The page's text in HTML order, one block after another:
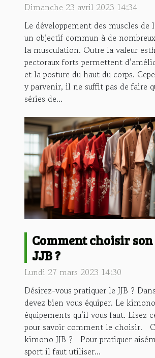
Dimanche 23 avril 2023 14:34
Le développement des muscles
un objectif commun à de
la musculation. Outre la valeur
pectoraux forts permettent
et la posture du haut du corps.
y parvenir, il ne suffit pas de faire
séries de...
Comment choisir
JJB ?
Lundi 27 mars 2023 14:30
Désirez-vous pratiquer le JJB ?
devez bien vous équiper. Le
équipements qu’il vous faut. Lisez
pour savoir comment le choisir.
kimono JJB ? Pour pratiquer
sport il faut utiliser...